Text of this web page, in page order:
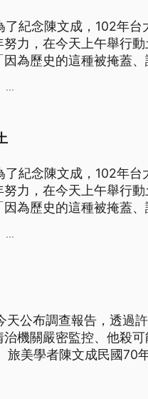
紀念陳文成，102年台
力，在今天上午舉行
為歷史的這種被掩蓋、
，所以(陳文成)二姊就
...
紀念陳文成，102年台
力，在今天上午舉行
為歷史的這種被掩蓋、
，所以(陳文成)二姊就
...
公布調查報告，透過
機關嚴密監控、他殺可
美學者陳文成民國70
布調查報告，提出4點發